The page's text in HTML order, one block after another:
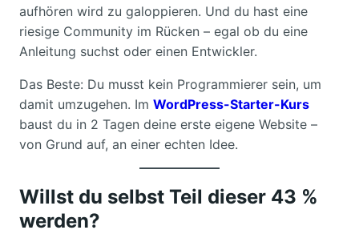
aufhören wird zu galoppieren. Und du hast eine
riesige Community im Rücken – egal ob du eine
Anleitung suchst oder einen Entwickler.
Das Beste: Du musst kein Programmierer sein, um
damit umzugehen. Im WordPress-Starter-Kurs
baust du in 2 Tagen deine erste eigene Website –
von Grund auf, an einer echten Idee.
Willst du selbst Teil dieser 43 %
werden?